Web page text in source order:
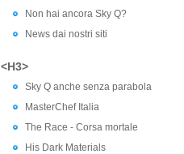
Non hai ancora Sky Q?
News dai nostri siti
<H3>
Sky Q anche senza parabola
MasterChef Italia
The Race - Corsa mortale
His Dark Materials